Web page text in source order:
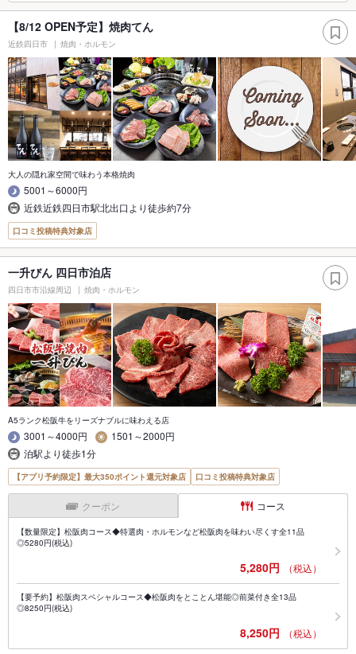
【8/12 OPEN予定】焼肉てん
近鉄四日市 焼肉・ホルモン
大人の隠れ家空間で味わう本格焼肉
5001～6000円
近鉄近鉄四日市駅北出口より徒歩約7分
口コミ投稿特典対象店
一升びん 四日市泊店
四日市市沿線周辺 焼肉・ホルモン
A5ランク松阪牛をリーズナブルに味わえる店
3001～4000円
1501～2000円
泊駅より徒歩1分
【アプリ予約限定】最大350ポイント還元対象店 口コミ投稿特典対象店
クーポン コース
【数量限定】松阪肉コース◆特選肉・ホルモンなど松阪肉を味わい尽くす全11品
◎5280円(税込)
5,280円 （税込）
【要予約】松阪肉スペシャルコース◆松阪肉をとことん堪能◎前菜付き全13品
◎8250円(税込)
8,250円 （税込）